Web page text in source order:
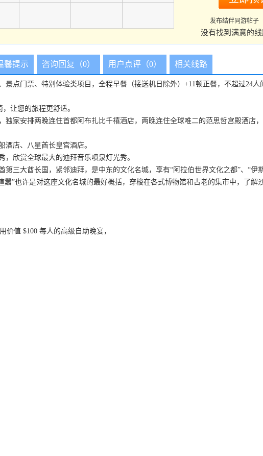
发布结伴同游帖子
没有找到满意的线
馨提示 咨询回复（0） 用户点评（0） 相关线路
景点门票、特别体验类项目，全程早餐（接送机日除外）+11顿正餐，不超过24
让您的旅程更舒适。
独家安排两晚连住首都阿布扎比千禧酒店，两晚连住全球唯二的范思哲宫殿酒店
酒店、八星酋长皇宫酒店。
，欣赏全球最大的迪拜音乐喷泉灯光秀。
第三大酋长国，紧邻迪拜，是中东的文化名城，享有“阿拉伯世界文化之都”、“伊
嚣”也许是对这座文化名城的最好概括，穿梭在各式博物馆和古老的集市中，了解
价值 $100 每人的高级自助晚宴，